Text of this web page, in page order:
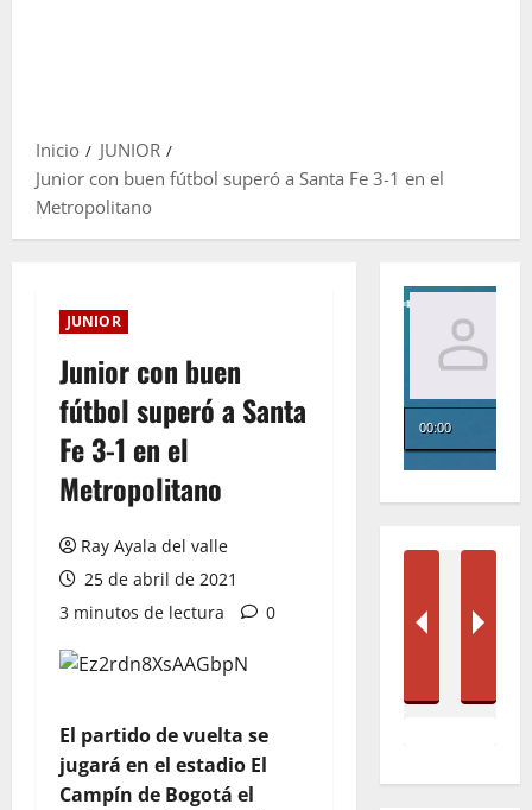
Inicio
JUNIOR
Junior con buen fútbol superó a Santa Fe 3-1 en el
Metropolitano
JUNIOR
Junior con buen
fútbol superó a Santa
Fe 3-1 en el
Metropolitano
Ray Ayala del valle
25 de abril de 2021
3 minutos de lectura
0
El partido de vuelta se
jugará en el estadio El
Campín de Bogotá el